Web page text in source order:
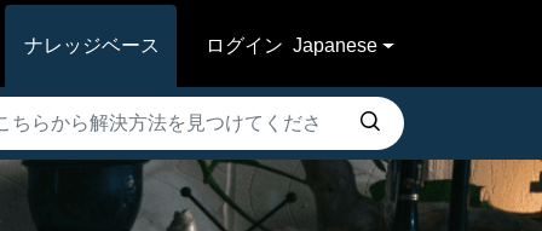
ナレッジベース ログイン Japanese